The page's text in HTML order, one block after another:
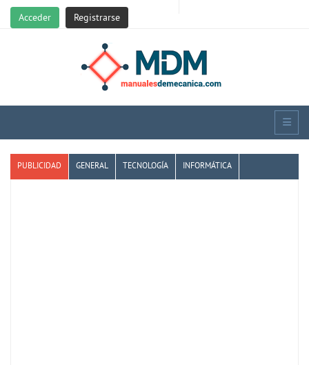
Acceder Registrarse
PUBLICIDAD GENERAL TECNOLOGÍA INFORMÁTICA